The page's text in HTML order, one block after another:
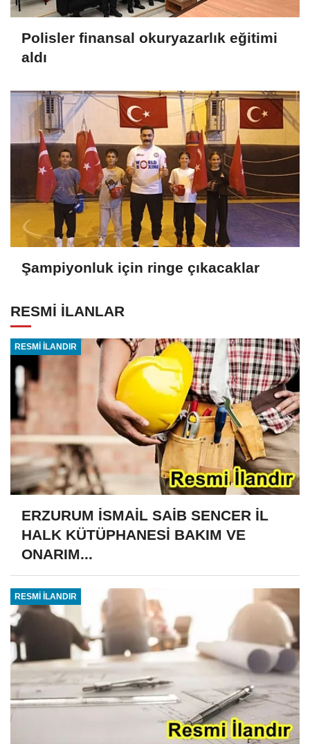
Polisler finansal okuryazarlık eğitimi
aldı
Şampiyonluk için ringe çıkacaklar
RESMİ İLANLAR
RESMİ İLANDIR
ERZURUM İSMAİL SAİB SENCER İL
HALK KÜTÜPHANESİ BAKIM VE
ONARIM...
RESMİ İLANDIR